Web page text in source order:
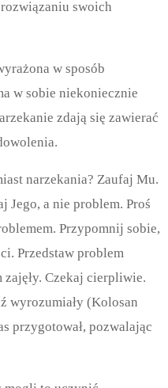
swoich
w sposób
w sobie niekoniecznie
zdają się zawierać
narzekania? Zaufaj Mu.
Jego, a nie problem. Proś
Przypomnij sobie,
Przedstaw problem
zajęły. Czekaj cierpliwie.
wyrozumiały (Kolosan
przygotował, pozwalając